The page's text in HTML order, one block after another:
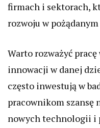
firmach i sektorach,
rozwoju w
Warto rozważyć
innowacji w danej
często inwestują w
pracownikom szansę
nowych technologii i